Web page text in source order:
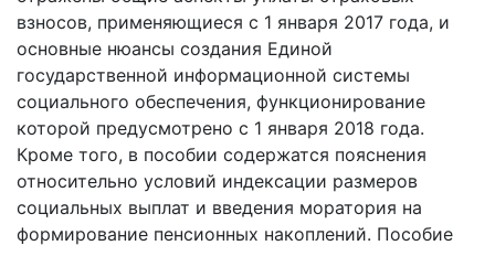
взносов, применяющиеся с 1 января 2017 года, и
основные нюансы создания Единой
государственной информационной системы
социального обеспечения, функционирование
которой предусмотрено с 1 января 2018 года.
Кроме того, в пособии содержатся пояснения
относительно условий индексации размеров
социальных выплат и введения моратория на
формирование пенсионных накоплений. Пособие